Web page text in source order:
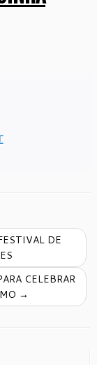
DE
CELEBRAR
→